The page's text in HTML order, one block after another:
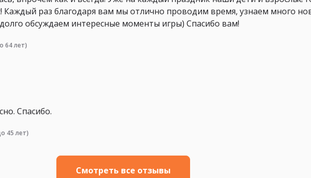
Каждый раз благодаря вам мы отлично проводим время, узнаем много
обсуждаем интересные моменты игры) Спасибо вам!
64 лет)
Спасибо.
45 лет)
Смотреть все отзывы